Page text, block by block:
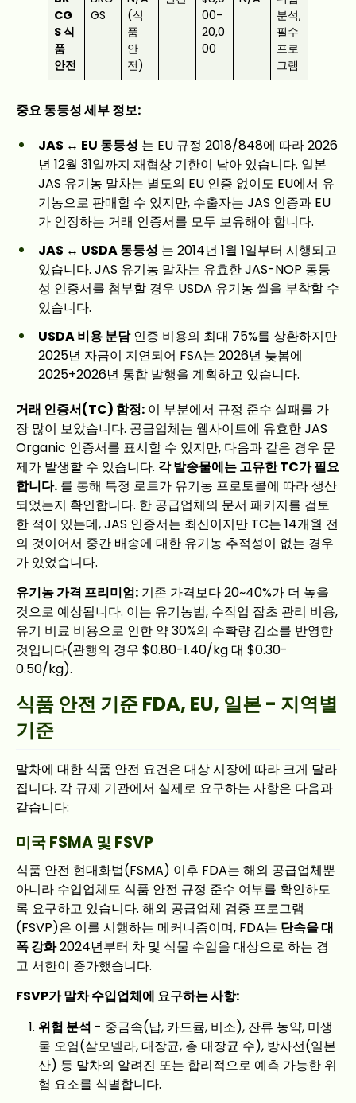
CG
S 식
품
안전
GS
(식
품
안
전)
00-
20,0
00
분석,
필수
프로
그램
중요 동등성 세부 정보:
JAS ↔ EU 동등성 는 EU 규정 2018/848에 따라 2026
년 12월 31일까지 재협상 기한이 남아 있습니다. 일본
JAS 유기농 말차는 별도의 EU 인증 없이도 EU에서 유
기농으로 판매할 수 있지만, 수출자는 JAS 인증과 EU
가 인정하는 거래 인증서를 모두 보유해야 합니다.
JAS ↔ USDA 동등성 는 2014년 1월 1일부터 시행되고
있습니다. JAS 유기농 말차는 유효한 JAS-NOP 동등
성 인증서를 첨부할 경우 USDA 유기농 씰을 부착할 수
있습니다.
USDA 비용 분담인증 비용의 최대 75%를 상환하지만
2025년 자금이 지연되어 FSA는 2026년 늦봄에
2025+2026년 통합 발행을 계획하고 있습니다.
거래 인증서(TC) 함정: 이 부분에서 규정 준수 실패를 가
장 많이 보았습니다. 공급업체는 웹사이트에 유효한 JAS
Organic 인증서를 표시할 수 있지만, 다음과 같은 경우 문
제가 발생할 수 있습니다. 각 발송물에는 고유한 TC가 필요
합니다. 를 통해 특정 로트가 유기농 프로토콜에 따라 생산
되었는지 확인합니다. 한 공급업체의 문서 패키지를 검토
한 적이 있는데, JAS 인증서는 최신이지만 TC는 14개월 전
의 것이어서 중간 배송에 대한 유기농 추적성이 없는 경우
가 있었습니다.
유기농 가격 프리미엄: 기존 가격보다 20~40%가 더 높을
것으로 예상됩니다. 이는 유기농법, 수작업 잡초 관리 비용,
유기 비료 비용으로 인한 약 30%의 수확량 감소를 반영한
것입니다(관행의 경우 $0.80-1.40/kg 대 $0.30-
0.50/kg).
식품 안전 기준 FDA, EU, 일본 - 지역별
기준
말차에 대한 식품 안전 요건은 대상 시장에 따라 크게 달라
집니다. 각 규제 기관에서 실제로 요구하는 사항은 다음과
같습니다:
미국 FSMA 및 FSVP
식품 안전 현대화법(FSMA) 이후 FDA는 해외 공급업체뿐
아니라 수입업체도 식품 안전 규정 준수 여부를 확인하도
록 요구하고 있습니다. 해외 공급업체 검증 프로그램
(FSVP)은 이를 시행하는 메커니즘이며, FDA는 단속을 대
폭 강화2024년부터 차 및 식물 수입을 대상으로 하는 경
고 서한이 증가했습니다.
FSVP가 말차 수입업체에 요구하는 사항:
위험 분석 - 중금속(납, 카드뮴, 비소), 잔류 농약, 미생
물 오염(살모넬라, 대장균, 총 대장균 수), 방사선(일본
산) 등 말차의 알려진 또는 합리적으로 예측 가능한 위
험 요소를 식별합니다.